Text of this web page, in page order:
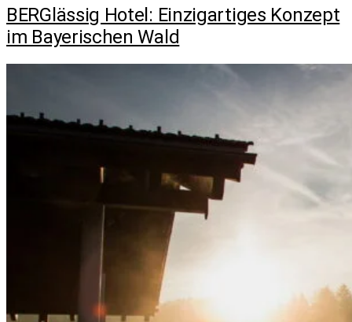
BERGlässig Hotel: Einzigartiges Konzept
im Bayerischen Wald